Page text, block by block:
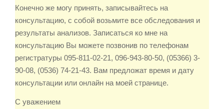
Конечно же могу принять, записывайтесь на
консультацию, с собой возьмите все обследования и
результаты анализов. Записаться ко мне на
консультацию Вы можете позвонив по телефонам
регистратуры 095-811-02-21, 096-943-80-50, (05366) 3-
90-08, (0536) 74-21-43. Вам предложат время и дату
консультации или онлайн на моей странице.
С уважением